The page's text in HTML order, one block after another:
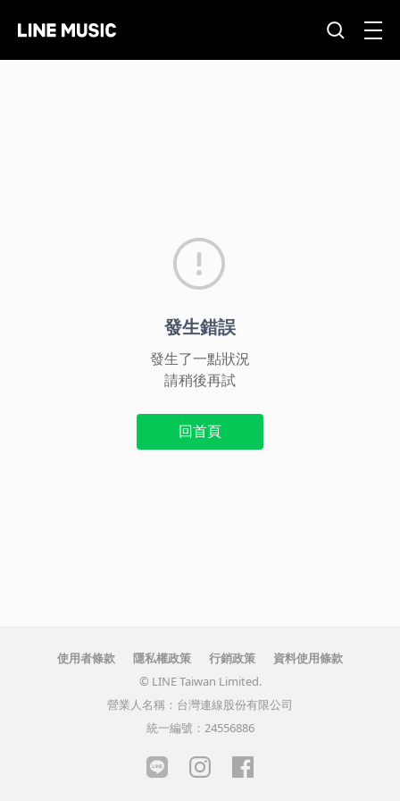
發生錯誤
發生了一點狀況
請稍後再試
回首頁
使用者條款 隱私權政策 行銷政策
資料使用條款
© LINE Taiwan Limited.
營業人名稱：台灣連線股份有限公司
統一編號：24556886